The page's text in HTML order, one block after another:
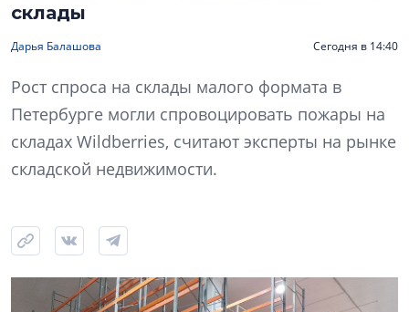
склады
Дарья Балашова Сегодня в 14:40
Рост спроса на склады малого формата в
Петербурге могли спровоцировать пожары на
складах Wildberries, считают эксперты на рынке
складской недвижимости.